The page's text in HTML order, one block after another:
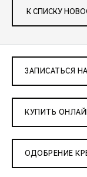
К СПИСКУ
ЗАПИСАТЬСЯ
КУПИТЬ
ОДОБРЕНИЕ